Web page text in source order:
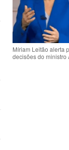
Míriam Leitão alerta
decisões do ministro